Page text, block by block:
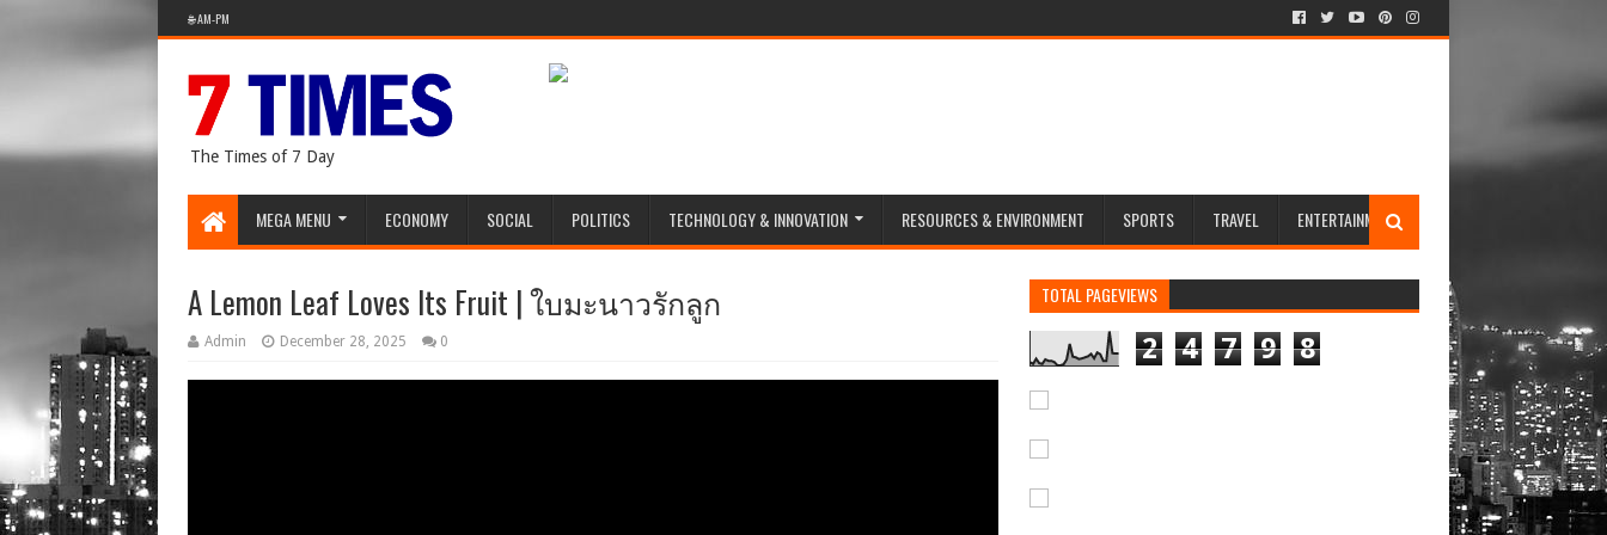
🌐 AM-PM
The Times of 7 Day
MEGA MENU ECONOMY SOCIAL POLITICS TECHNOLOGY & INNOVATION RESOURCES & ENVIRONMENT SPORTS TRAVEL ENTERTAINMENT
A Lemon Leaf Loves Its Fruit | ใบมะนาวรักลูก
Admin December 28, 2025 0
TOTAL PAGEVIEWS
2 4 7 9 8